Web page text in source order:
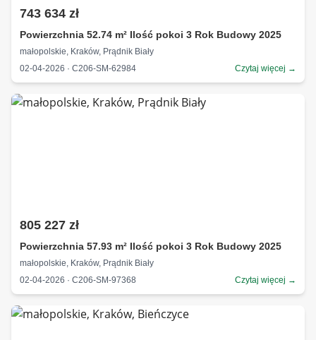
743 634 zł
Powierzchnia 52.74 m² Ilość pokoi 3 Rok Budowy 2025
małopolskie, Kraków, Prądnik Biały
02-04-2026 · C206-SM-62984
Czytaj więcej →
805 227 zł
Powierzchnia 57.93 m² Ilość pokoi 3 Rok Budowy 2025
małopolskie, Kraków, Prądnik Biały
02-04-2026 · C206-SM-97368
Czytaj więcej →